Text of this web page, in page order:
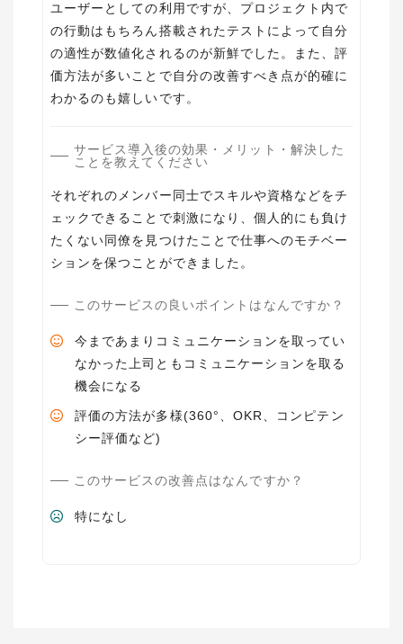
ユーザーとしての利用ですが、プロジェクト内で
の行動はもちろん搭載されたテストによって自分
の適性が数値化されるのが新鮮でした。また、評
価方法が多いことで自分の改善すべき点が的確に
わかるのも嬉しいです。
サービス導入後の効果・メリット・解決した
ことを教えてください
それぞれのメンバー同士でスキルや資格などをチ
ェックできることで刺激になり、個人的にも負け
たくない同僚を見つけたことで仕事へのモチベー
ションを保つことができました。
このサービスの良いポイントはなんですか？
今まであまりコミュニケーションを取ってい
なかった上司ともコミュニケーションを取る
機会になる
評価の方法が多様(360°、OKR、コンピテン
シー評価など)
このサービスの改善点はなんですか？
特になし